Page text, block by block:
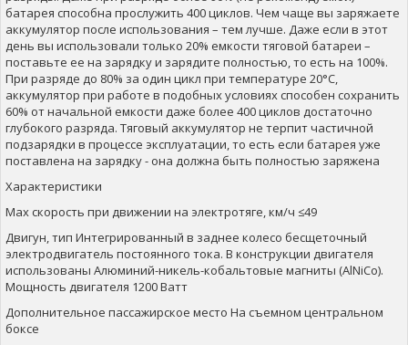
батарея способна прослужить 400 циклов. Чем чаще вы заряжаете
аккумулятор после использования – тем лучше. Даже если в этот
день вы использовали только 20% емкости тяговой батареи –
поставьте ее на зарядку и зарядите полностью, то есть на 100%.
При разряде до 80% за один цикл при температуре 20°С,
аккумулятор при работе в подобных условиях способен сохранить
60% от начальной емкости даже более 400 циклов достаточно
глубокого разряда. Тяговый аккумулятор не терпит частичной
подзарядки в процессе эксплуатации, то есть если батарея уже
поставлена на зарядку - она должна быть полностью заряжена
Характеристики
Max скорость при движении на электротяге, км/ч ≤49
Двигун, тип Интегрированный в заднее колесо бесщеточный
электродвигатель постоянного тока. В конструкции двигателя
использованы Алюминий-никель-кобальтовые магниты (AlNiCo).
Мощность двигателя 1200 Ватт
Дополнительное пассажирское место На съемном центральном
боксе